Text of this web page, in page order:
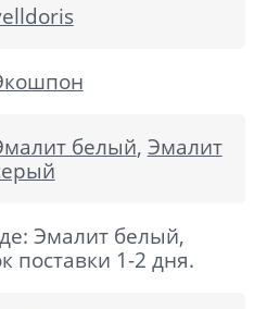
белый, Эмалит
Эмалит белый,
поставки 1-2 дня.